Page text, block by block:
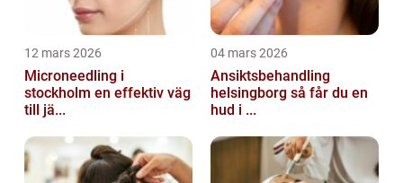
12 mars 2026
Microneedling i
stockholm en effektiv väg
till jä...
04 mars 2026
Ansiktsbehandling
helsingborg så får du en
hud i ...